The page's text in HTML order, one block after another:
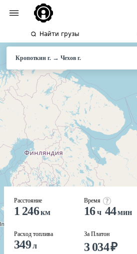
Найти грузы
Кропоткин г.→ Чехов г.
Расстояние
1 246км
Расход топлива
349л
Время
16ч 44мин
За Платон
3 034₽